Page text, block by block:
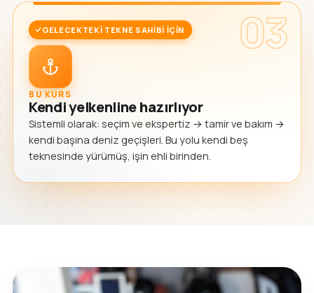
03
GELECEKTEKI TEKNE SAHIBI IÇIN
BU KURS
Kendi yelkenline hazırlıyor
Sistemli olarak: seçim ve ekspertiz → tamir ve bakım →
kendi başına deniz geçişleri. Bu yolu kendi beş
teknesinde yürümüş, işin ehli birinden.